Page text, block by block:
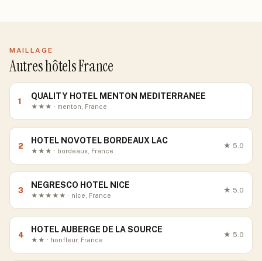
MAILLAGE
Autres hôtels France
1
QUALITY HOTEL MENTON MEDITERRANEE
★★★ · menton, France
2
HOTEL NOVOTEL BORDEAUX LAC
★★★ · bordeaux, France
★ 5.0
3
NEGRESCO HOTEL NICE
★★★★★ · nice, France
★ 5.0
4
HOTEL AUBERGE DE LA SOURCE
★★ · honfleur, France
★ 5.0